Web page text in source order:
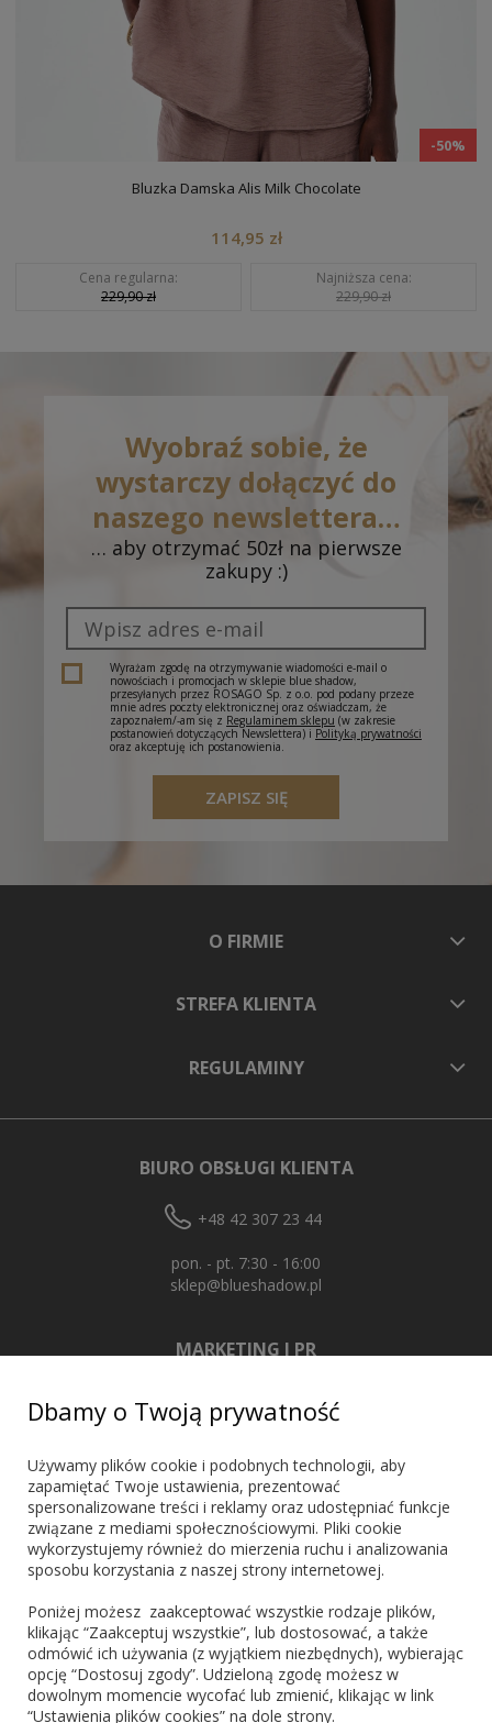
-50%
Bluzka Damska Alis Milk Chocolate
114,95 zł
Cena regularna:
229,90 zł
Najniższa cena:
229,90 zł
Wyobraź sobie, że
wystarczy dołączyć do
naszego newslettera…
… aby otrzymać 50zł na pierwsze
zakupy :)
Wyrażam zgodę na otrzymywanie wiadomości e-mail o
nowościach i promocjach w sklepie blue shadow,
przesyłanych przez ROSAGO Sp. z o.o. pod podany przeze
mnie adres poczty elektronicznej oraz oświadczam, że
zapoznałem/-am się z Regulaminem sklepu (w zakresie
postanowień dotyczących Newslettera) i Polityką prywatności
oraz akceptuję ich postanowienia.
ZAPISZ SIĘ
O FIRMIE
STREFA KLIENTA
REGULAMINY
BIURO OBSŁUGI KLIENTA
+48 42 307 23 44
pon. - pt. 7:30 - 16:00
sklep@blueshadow.pl
MARKETING I PR
+48 603 721 635
ZNAJDŹ NAS
PŁATNOŚCI
Blik PayPo Visa
Dbamy o Twoją prywatność
Używamy plików cookie i podobnych technologii, aby
zapamiętać Twoje ustawienia, prezentować
spersonalizowane treści i reklamy oraz udostępniać funkcje
związane z mediami społecznościowymi. Pliki cookie
wykorzystujemy również do mierzenia ruchu i analizowania
sposobu korzystania z naszej strony internetowej.
Poniżej możesz zaakceptować wszystkie rodzaje plików,
klikając “Zaakceptuj wszystkie”, lub dostosować, a także
odmówić ich używania (z wyjątkiem niezbędnych), wybierając
opcję “Dostosuj zgody”. Udzieloną zgodę możesz w
dowolnym momencie wycofać lub zmienić, klikając w link
“Ustawienia plików cookies” na dole strony.